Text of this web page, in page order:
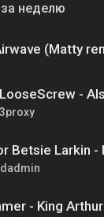
неделю
(Matty
3proxy